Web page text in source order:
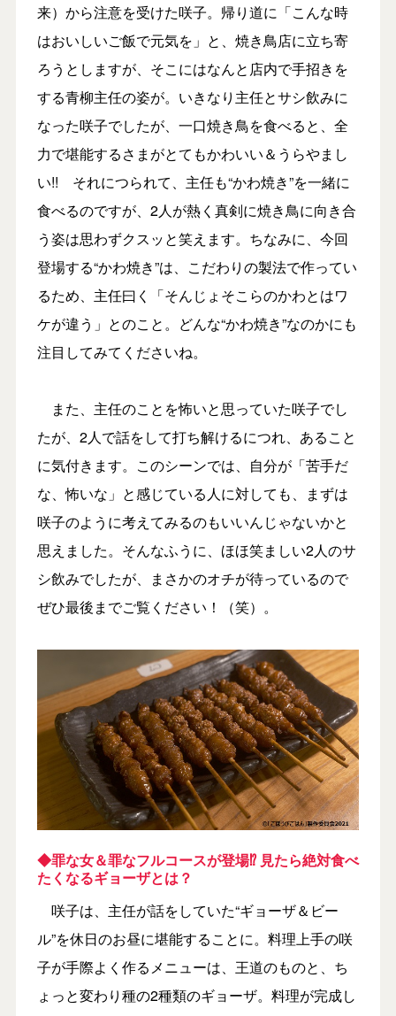
来）から注意を受けた咲子。帰り道に「こんな時
はおいしいご飯で元気を」と、焼き鳥店に立ち寄
ろうとしますが、そこにはなんと店内で手招きを
する青柳主任の姿が。いきなり主任とサシ飲みに
なった咲子でしたが、一口焼き鳥を食べると、全
力で堪能するさまがとてもかわいい＆うらやまし
い!! それにつられて、主任も“かわ焼き”を一緒に
食べるのですが、2人が熱く真剣に焼き鳥に向き合
う姿は思わずクスッと笑えます。ちなみに、今回
登場する“かわ焼き”は、こだわりの製法で作ってい
るため、主任曰く「そんじょそこらのかわとはワ
ケが違う」とのこと。どんな“かわ焼き”なのかにも
注目してみてくださいね。
また、主任のことを怖いと思っていた咲子でし
たが、2人で話をして打ち解けるにつれ、あること
に気付きます。このシーンでは、自分が「苦手だ
な、怖いな」と感じている人に対しても、まずは
咲子のように考えてみるのもいいんじゃないかと
思えました。そんなふうに、ほほ笑ましい2人のサ
シ飲みでしたが、まさかのオチが待っているので
ぜひ最後までご覧ください！（笑）。
◆罪な女＆罪なフルコースが登場⁉ 見たら絶対食べ
たくなるギョーザとは？
咲子は、主任が話をしていた“ギョーザ＆ビー
ル”を休日のお昼に堪能することに。料理上手の咲
子が手際よく作るメニューは、王道のものと、ち
ょっと変わり種の2種類のギョーザ。料理が完成し